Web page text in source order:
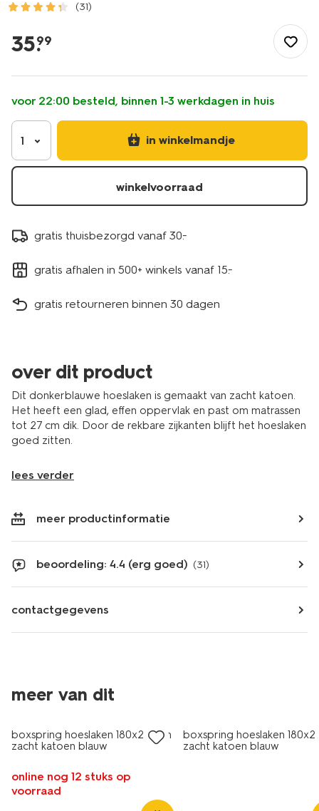
(31)
slapen/slapen/hoeslaken/hoeslaken-
180x220cm-
katoen-
donkerblauw-
-5160033.html
35.
99
voor 22:00 besteld, binnen 1-3 werkdagen in huis
1 in winkelmandje
winkelvoorraad
gratis thuisbezorgd vanaf 30.-
gratis afhalen in 500+ winkels vanaf 15.-
gratis retourneren binnen 30 dagen
over dit product
Dit donkerblauwe hoeslaken is gemaakt van zacht katoen.
Het heeft een glad, effen oppervlak en past om matrassen
tot 27 cm dik. Door de rekbare zijkanten blijft het hoeslaken
goed zitten.
lees verder
meer productinformatie
beoordeling: 4.4 (erg goed) (31)
contactgegevens
meer van dit
boxspring hoeslaken 180x220cm
zacht katoen blauw
online nog 12 stuks op
voorraad
boxspring hoeslaken
zacht katoen blauw